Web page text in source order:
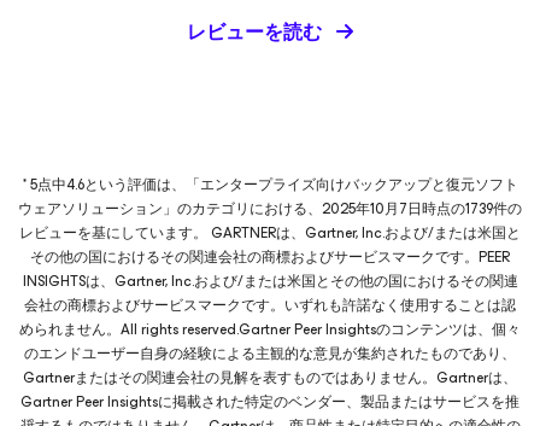
レビューを読む
* 5点中4.6という評価は、「エンタープライズ向けバックアップと復元ソフト
ウェアソリューション」のカテゴリにおける、2025年10月7日時点の1739件の
レビューを基にしています。 GARTNERは、Gartner, Inc.および/または米国と
その他の国におけるその関連会社の商標およびサービスマークです。PEER
INSIGHTSは、Gartner, Inc.および/または米国とその他の国におけるその関連
会社の商標およびサービスマークです。いずれも許諾なく使用することは認
められません。All rights reserved.Gartner Peer Insightsのコンテンツは、個々
のエンドユーザー自身の経験による主観的な意見が集約されたものであり、
Gartnerまたはその関連会社の見解を表すものではありません。Gartnerは、
Gartner Peer Insightsに掲載された特定のベンダー、製品またはサービスを推